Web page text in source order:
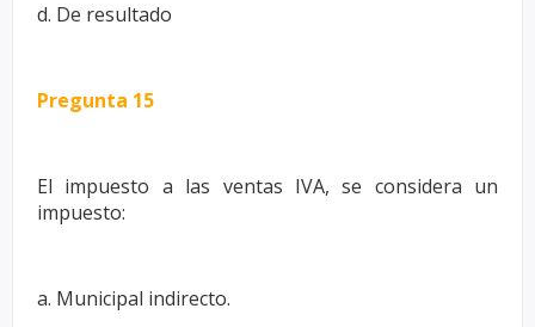
d. De resultado
Pregunta 15
El impuesto a las ventas IVA, se considera un
impuesto:
a. Municipal indirecto.